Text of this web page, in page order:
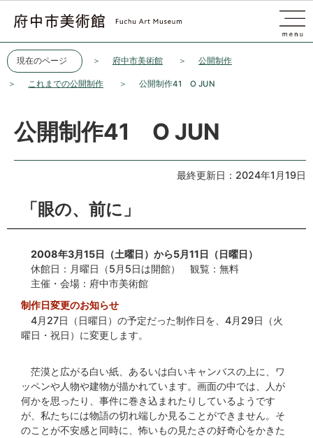
現在のページ 府中市美術館 公開制作
これまでの公開制作 公開制作41 O JUN
公開制作41 O JUN
最終更新日：2024年1月19日
「眼の、前に」
2008年3月15日（土曜日）から5月11日（日曜日）
休館日：月曜日（5月5日は開館） 観覧：無料
主催・会場：府中市美術館
制作日変更のお知らせ
4月27日（日曜日）の予定だった制作日を、4月29日（火
曜日・祝日）に変更します。
茫漠と広がる白い紙、あるいは白いキャンバスの上に、ワ
ッペンや人物や建物が描かれています。画面の中では、人が
何かを思ったり、事件に巻き込まれたりしているようです
が、私たちには物語の切れ端しか見ることができません。そ
のことが不安感と同時に、怖いもの見たさの好奇心をかきた